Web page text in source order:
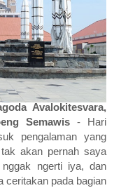
Avalokitesvara,
Semawis - Hari
pengalaman yang
akan pernah saya
ngerti iya, dan
ceritakan pada bagian